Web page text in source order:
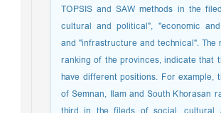
TOPSIS and SAW methods in the
cultural and political", "economic
and "infrastructure and technical".
ranking of the provinces, indicate that
have different positions. For example,
of Semnan, Ilam and South Khorasan